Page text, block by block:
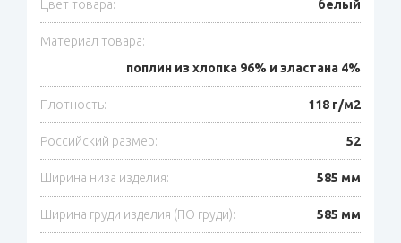
Цвет товара: белый
Материал товара:
поплин из хлопка 96% и эластана 4%
Плотность: 118 г/м2
Российский размер: 52
Ширина низа изделия: 585 мм
Ширина груди изделия (ПО груди): 585 мм